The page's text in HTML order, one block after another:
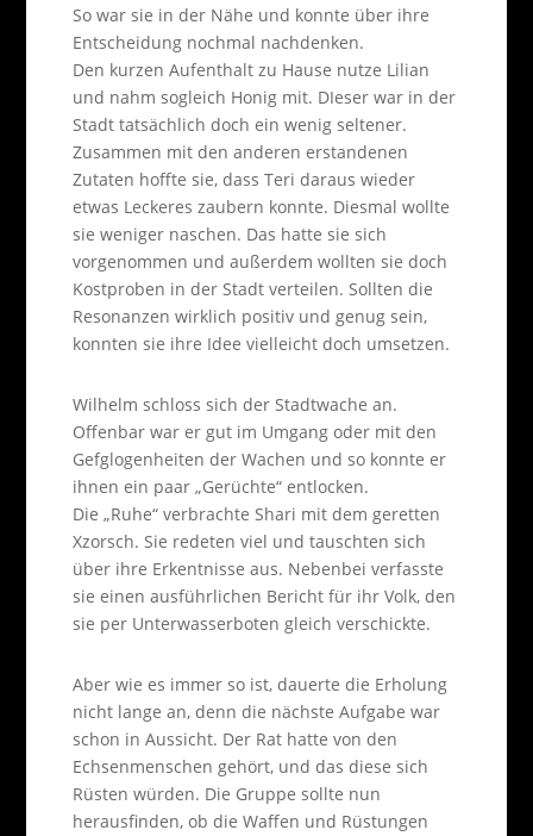
So war sie in der Nähe und konnte über ihre
Entscheidung nochmal nachdenken.
Den kurzen Aufenthalt zu Hause nutze Lilian
und nahm sogleich Honig mit. DIeser war in der
Stadt tatsächlich doch ein wenig seltener.
Zusammen mit den anderen erstandenen
Zutaten hoffte sie, dass Teri daraus wieder
etwas Leckeres zaubern konnte. Diesmal wollte
sie weniger naschen. Das hatte sie sich
vorgenommen und außerdem wollten sie doch
Kostproben in der Stadt verteilen. Sollten die
Resonanzen wirklich positiv und genug sein,
konnten sie ihre Idee vielleicht doch umsetzen.
Wilhelm schloss sich der Stadtwache an.
Offenbar war er gut im Umgang oder mit den
Gefglogenheiten der Wachen und so konnte er
ihnen ein paar „Gerüchte“ entlocken.
Die „Ruhe“ verbrachte Shari mit dem geretten
Xzorsch. Sie redeten viel und tauschten sich
über ihre Erkentnisse aus. Nebenbei verfasste
sie einen ausführlichen Bericht für ihr Volk, den
sie per Unterwasserboten gleich verschickte.
Aber wie es immer so ist, dauerte die Erholung
nicht lange an, denn die nächste Aufgabe war
schon in Aussicht. Der Rat hatte von den
Echsenmenschen gehört, und das diese sich
Rüsten würden. Die Gruppe sollte nun
herausfinden, ob die Waffen und Rüstungen